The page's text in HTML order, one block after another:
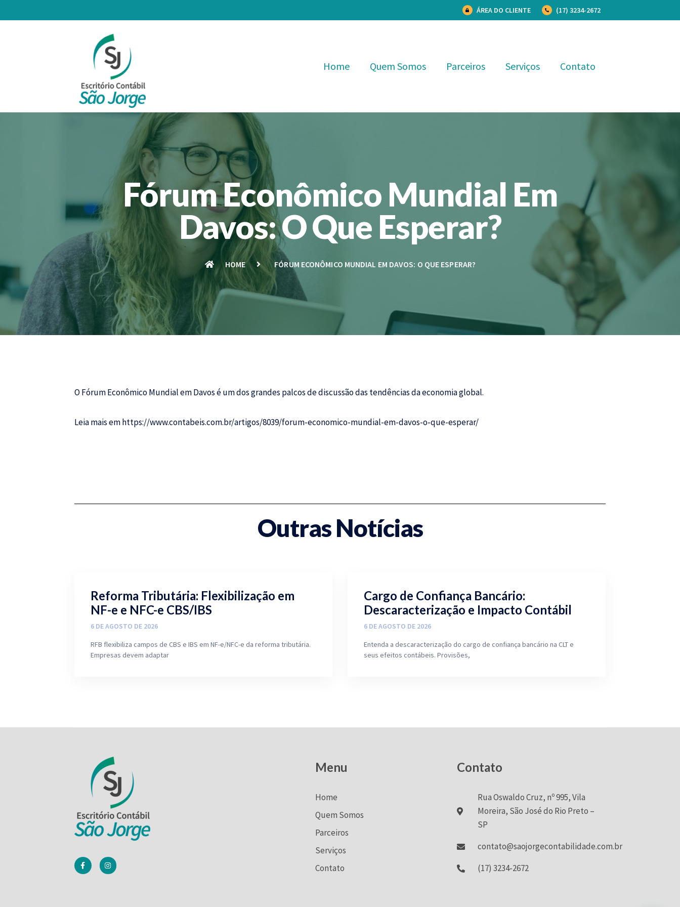
ÁREA DO CLIENTE (17) 3234-2672
Home Quem Somos Parceiros Serviços Contato
Fórum Econômico Mundial Em
Davos: O Que Esperar?
HOME FÓRUM ECONÔMICO MUNDIAL EM DAVOS: O QUE ESPERAR?
O Fórum Econômico Mundial em Davos é um dos grandes palcos de discussão das tendências da economia global.
Leia mais emhttps://www.contabeis.com.br/artigos/8039/forum-economico-mundial-em-davos-o-que-esperar/
Outras Notícias
Reforma Tributária: Flexibilização em
NF-e e NFC-e CBS/IBS
6 DE AGOSTO DE 2026
RFB flexibiliza campos de CBS e IBS em NF-e/NFC-e da reforma tributária.
Empresas devem adaptar
Cargo de Confiança Bancário:
Descaracterização e Impacto Contábil
6 DE AGOSTO DE 2026
Entenda a descaracterização do cargo de confiança bancário na CLT e
seus efeitos contábeis. Provisões,
Menu
Home
Quem Somos
Parceiros
Serviços
Contato
Contato
Rua Oswaldo Cruz, nº 995, Vila
Moreira, São José do Rio Preto –
SP
contato@saojorgecontabilidade.com.br
(17) 3234-2672